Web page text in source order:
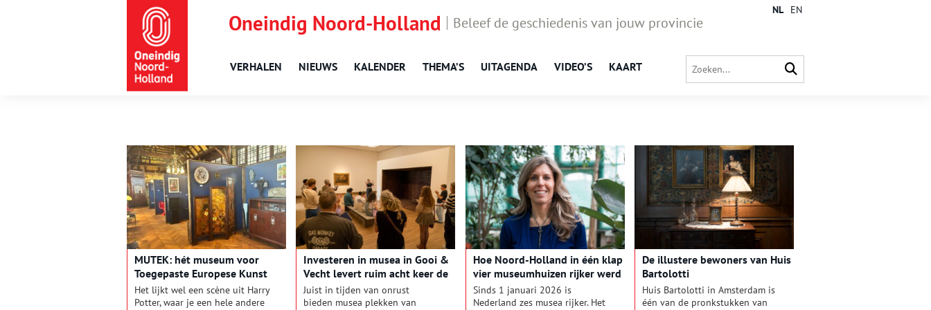
Oneindig Noord-Holland Beleef de geschiedenis van jouw provincie
VERHALEN NIEUWS KALENDER THEMA’S UITAGENDA VIDEO’S KAART
NL EN
MUTEK: hét museum voor
Toegepaste Europese Kunst
Het lijkt wel een scène uit Harry
Potter, waar je een hele andere
Investeren in musea in Gooi &
Vecht levert ruim acht keer de
waarde op
Juist in tijden van onrust
bieden musea plekken van
Hoe Noord-Holland in één klap
vier museumhuizen rijker werd
Sinds 1 januari 2026 is
Nederland zes musea rijker. Het
De illustere bewoners van Huis
Bartolotti
Huis Bartolotti in Amsterdam is
één van de pronkstukken van